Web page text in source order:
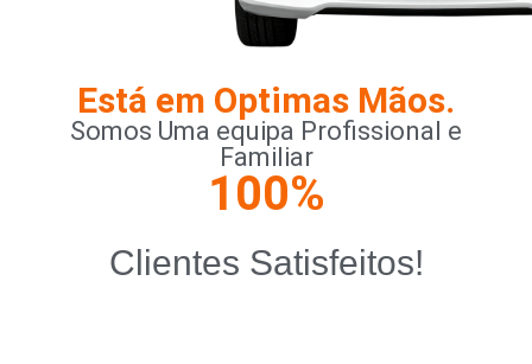
Está em Optimas Mãos.
Somos Uma equipa Profissional e
Familiar
Clientes Satisfeitos!
100%